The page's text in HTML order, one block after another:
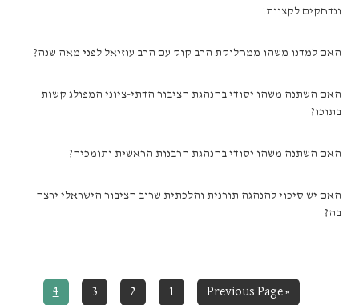
ונדחקים לקצוות!
האם למדנו משהו ממחלוקת הרב קוק עם הרב עוזיאל לפני מאה שנה?
האם השתנה משהו יסודי בהנהגת הציבור הדתי-ציוני המפולג קשות
בתוכו?
האם השתנה משהו יסודי בהנהגת הרבנות הראשית ותומכיה?
האם יש סיכוי להנהגה תורנית והלכתית שרוב הציבור הישראלי ירצה
בה?
Go
Previous Page
Page
Page
Page
Page